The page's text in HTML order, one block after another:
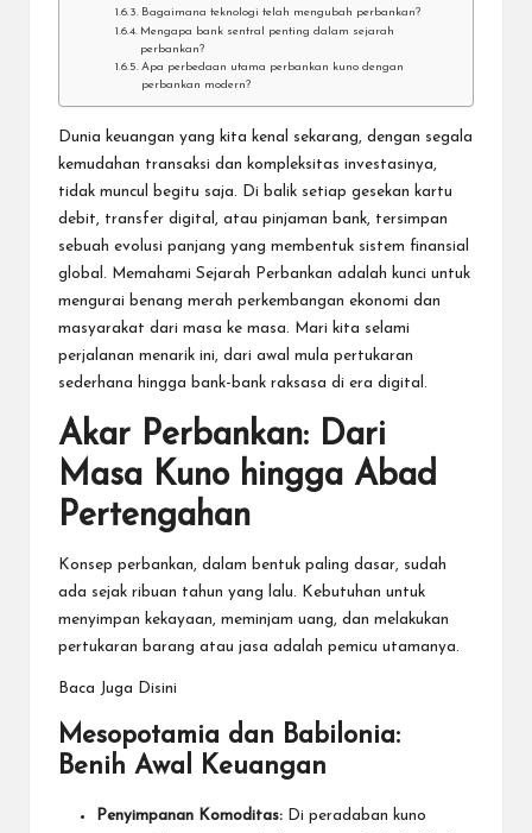
Bagaimana teknologi telah mengubah perbankan?
Mengapa bank sentral penting dalam sejarah
perbankan?
Apa perbedaan utama perbankan kuno dengan
perbankan modern?
Dunia keuangan yang kita kenal sekarang, dengan segala
kemudahan transaksi dan kompleksitas investasinya,
tidak muncul begitu saja. Di balik setiap gesekan kartu
debit, transfer digital, atau pinjaman bank, tersimpan
sebuah evolusi panjang yang membentuk sistem finansial
global. Memahami Sejarah Perbankan adalah kunci untuk
mengurai benang merah perkembangan ekonomi dan
masyarakat dari masa ke masa. Mari kita selami
perjalanan menarik ini, dari awal mula pertukaran
sederhana hingga bank-bank raksasa di era digital.
Akar Perbankan: Dari
Masa Kuno hingga Abad
Pertengahan
Konsep perbankan, dalam bentuk paling dasar, sudah
ada sejak ribuan tahun yang lalu. Kebutuhan untuk
menyimpan kekayaan, meminjam uang, dan melakukan
pertukaran barang atau jasa adalah pemicu utamanya.
Baca Juga Disini
Mesopotamia dan Babilonia:
Benih Awal Keuangan
Penyimpanan Komoditas: Di peradaban kuno